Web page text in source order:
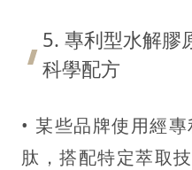
5. 專利型水解膠
科學配方
• 某些品牌使用經
肽，搭配特定萃取